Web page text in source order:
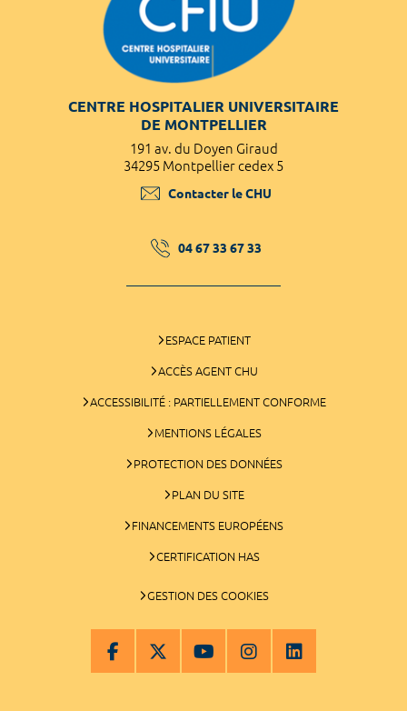
CENTRE HOSPITALIER UNIVERSITAIRE
DE MONTPELLIER
191 av. du Doyen Giraud
34295 Montpellier cedex 5
Contacter le CHU
04 67 33 67 33
ESPACE PATIENT
ACCÈS AGENT CHU
ACCESSIBILITÉ : PARTIELLEMENT CONFORME
MENTIONS LÉGALES
PROTECTION DES DONNÉES
PLAN DU SITE
FINANCEMENTS EUROPÉENS
CERTIFICATION HAS
GESTION DES COOKIES